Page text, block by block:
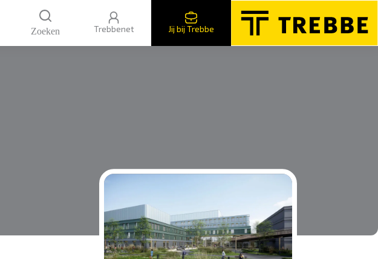
Zoeken
Trebbenet Jij bij Trebbe